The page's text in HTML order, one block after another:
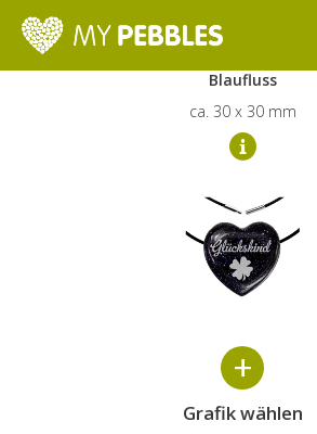
Gestalte deine Herzkette
Blaufluss
ca. 30 x 30 mm
Grafikwählen